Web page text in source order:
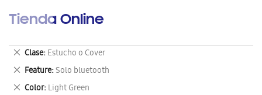
Tienda Online
Clase Estucho o Cover
Eliminar
este
artículo
Feature Solo bluetooth
Eliminar
este
Color Light Green
Eliminar